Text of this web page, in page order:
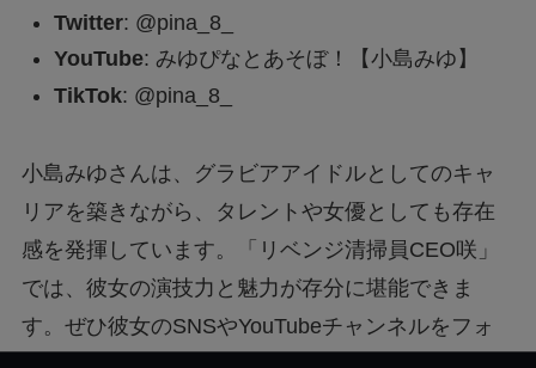
Twitter: @pina_8_
YouTube: みゆぴなとあそぼ！【小島みゆ】
TikTok: @pina_8_
小島みゆさんは、グラビアアイドルとしてのキャ
リアを築きながら、タレントや女優としても存在
感を発揮しています。「リベンジ清掃員CEO咲」
では、彼女の演技力と魅力が存分に堪能できま
す。ぜひ彼女のSNSやYouTubeチャンネルをフォ